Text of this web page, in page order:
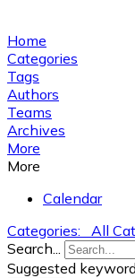
Home
Categories
Tags
Authors
Teams
Archives
More
More
Calendar
Categories:
All
Search...
Suggested